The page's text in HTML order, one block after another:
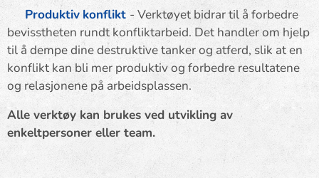
✨ Produktiv konflikt - Verktøyet bidrar til å forbedre
bevisstheten rundt konfliktarbeid. Det handler om hjelp
til å dempe dine destruktive tanker og atferd, slik at en
konflikt kan bli mer produktiv og forbedre resultatene
og relasjonene på arbeidsplassen.
Alle verktøy kan brukes ved utvikling av
enkeltpersoner eller team.